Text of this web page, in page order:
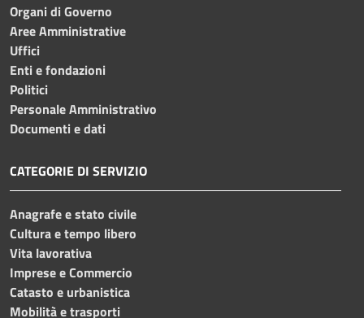
Organi di Governo
Aree Amministrative
Uffici
Enti e fondazioni
Politici
Personale Amministrativo
Documenti e dati
CATEGORIE DI SERVIZIO
Anagrafe e stato civile
Cultura e tempo libero
Vita lavorativa
Imprese e Commercio
Catasto e urbanistica
Mobilità e trasporti